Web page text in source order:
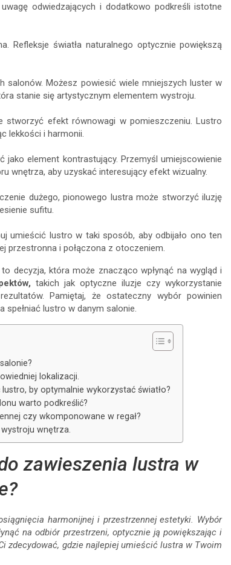
odwiedzających i dodatkowo podkreśli istotne
Refleksje światła naturalnego optycznie powiększą
salonów. Możesz powiesić wiele mniejszych luster w
stanie się artystycznym elementem wystroju.
stworzyć efekt równowagi w pomieszczeniu. Lustro
lekkości i harmonii.
element kontrastujący. Przemyśl umiejscowienie
wnętrza, aby uzyskać interesujący efekt wizualny.
dużego, pionowego lustra może stworzyć iluzję
sufitu.
umieścić lustro w taki sposób, aby odbijało ono ten
przestronna i połączona z otoczeniem.
decyzja, która może znacząco wpłynąć na wygląd i
takich jak optyczne iluzje czy wykorzystanie
Pamiętaj, że ostateczny wybór powinien
lustro w danym salonie.
lokalizacji.
by optymalnie wykorzystać światło?
warto podkreślić?
czy wkomponowane w regał?
wnętrza.
zawieszenia lustra w
harmonijnej i przestrzennej estetyki. Wybór
na odbiór przestrzeni, optycznie ją powiększając i
zdecydować, gdzie najlepiej umieścić lustra w Twoim